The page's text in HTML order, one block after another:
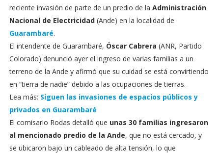
reciente invasión de parte de un predio de la Administración
Nacional de Electricidad(Ande) en la localidad de
Guarambaré.
El intendente de Guarambaré, Óscar Cabrera (ANR, Partido
Colorado) denunció ayer el ingreso de varias familias a un
terreno de la Ande y afirmó que su cuidad se está convirtiendo
en “tierra de nadie” debido a las ocupaciones de tierras.
Lea más: Siguen las invasiones de espacios públicos y
privados en Guarambaré
El comisario Rodas detalló que unas 30 familias ingresaron
al mencionado predio de la Ande, que no está cercado, y
se ubicaron bajo un cableado de alta tensión, lo que